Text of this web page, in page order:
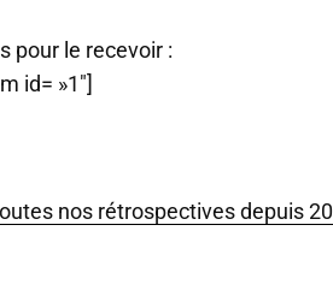
pour le recevoir :
id= »1″]
nos rétrospectives depuis